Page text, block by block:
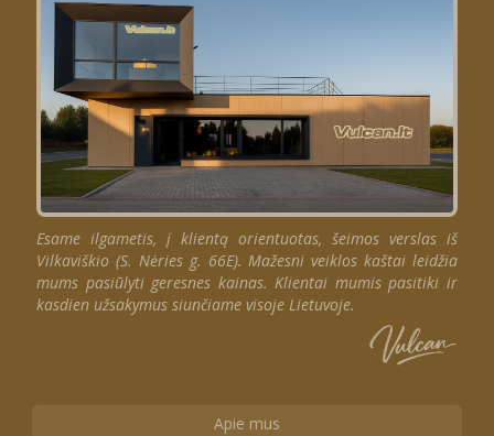
Esame ilgametis, į klientą orientuotas, šeimos verslas iš
Vilkaviškio (S. Nėries g. 66E). Mažesni veiklos kaštai leidžia
mums pasiūlyti geresnes kainas. Klientai mumis pasitiki ir
kasdien užsakymus siunčiame visoje Lietuvoje.
Apie mus